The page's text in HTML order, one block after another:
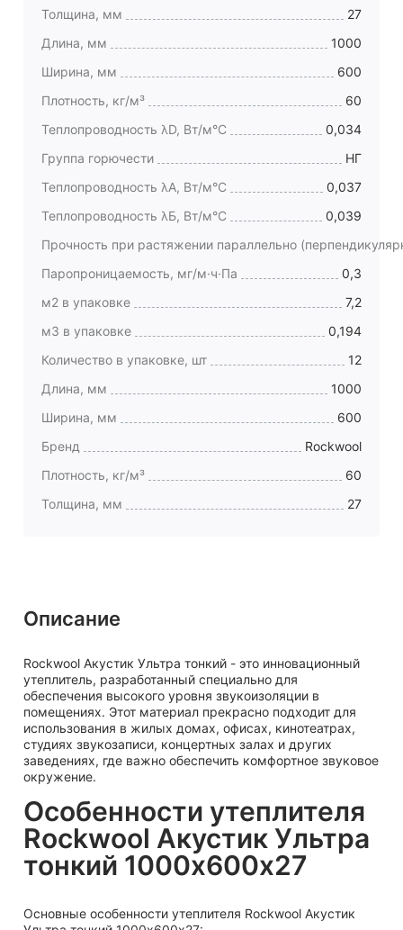
Толщина, мм
27
Длина, мм
1000
Ширина, мм
600
Плотность, кг/м³
60
Теплопроводность λD, Вт/м°C
0,034
Группа горючести
НГ
Теплопроводность λА, Вт/м°C
0,037
Теплопроводность λБ, Вт/м°C
0,039
Прочность при растяжении параллельно
Паропроницаемость, мг/м·ч·Па
0,3
м2 в упаковке
7,2
м3 в упаковке
0,194
Количество в упаковке, шт
12
Длина, мм
1000
Ширина, мм
600
Бренд
Rockwool
Плотность, кг/м³
60
Толщина, мм
27
Описание
Rockwool Акустик Ультра тонкий - это инновационный
утеплитель, разработанный специально для
обеспечения высокого уровня звукоизоляции в
помещениях. Этот материал прекрасно подходит для
использования в жилых домах, офисах, кинотеатрах,
студиях звукозаписи, концертных залах и других
заведениях, где важно обеспечить комфортное звуковое
окружение.
Особенности утеплителя
Rockwool Акустик Ультра
тонкий 1000х600х27
Основные особенности утеплителя Rockwool Акустик